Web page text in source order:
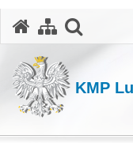
KMP